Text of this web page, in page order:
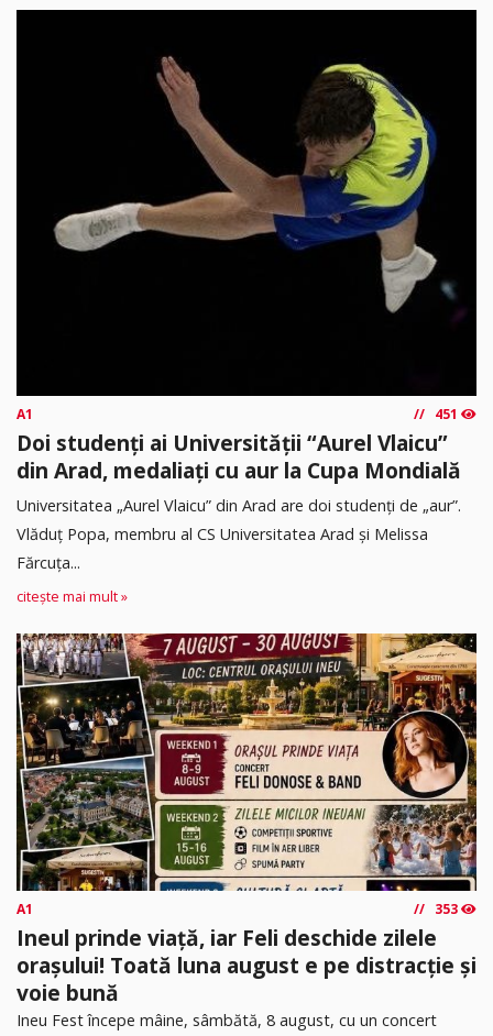
A1 451
Doi studenți ai Universității “Aurel Vlaicu”
din Arad, medaliați cu aur la Cupa Mondială
Universitatea „Aurel Vlaicu” din Arad are doi studenți de „aur”.
Vlăduț Popa, membru al CS Universitatea Arad și Melissa
Fărcuța...
citește mai mult »
A1 353
Ineul prinde viață, iar Feli deschide zilele
orașului! Toată luna august e pe distracție și
voie bună
Ineu Fest începe mâine, sâmbătă, 8 august, cu un concert